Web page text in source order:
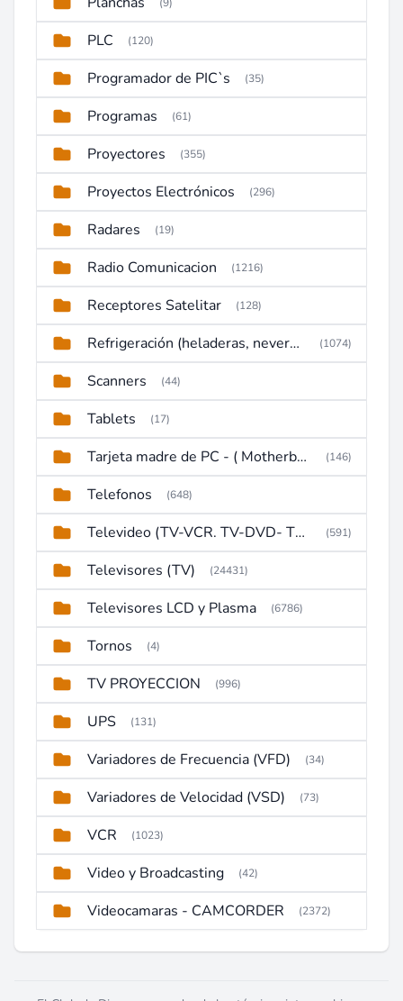
PLC (120)
Programador de PIC`s (35)
Programas (61)
Proyectores (355)
Proyectos Electrónicos (296)
Radares (19)
Radio Comunicacion (1216)
Receptores Satelitar (128)
Refrigeración (heladeras, neveras, congeladores) (1074)
Scanners (44)
Tablets (17)
Tarjeta madre de PC - ( Motherboard ) (146)
Telefonos (648)
Televideo (TV-VCR. TV-DVD- TV-DVD-VCR) (591)
Televisores (TV) (24431)
Televisores LCD y Plasma (6786)
Tornos (4)
TV PROYECCION (996)
UPS (131)
Variadores de Frecuencia (VFD) (34)
Variadores de Velocidad (VSD) (73)
VCR (1023)
Video y Broadcasting (42)
Videocamaras - CAMCORDER (2372)